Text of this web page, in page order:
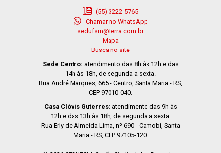
(55) 3222-5765
Chamar no WhatsApp
sedufsm@terra.com.br
Mapa
Busca no site
Sede Centro: atendimento das 8h às 12h e das
14h às 18h, de segunda a sexta.
Rua André Marques, 665 - Centro, Santa Maria - RS,
CEP 97010-040.
Casa Clóvis Guterres: atendimento das 9h às
12h e das 13h às 18h, de segunda a sexta.
Rua Erly de Almeida Lima, nº 690 - Camobi, Santa
Maria - RS, CEP 97105-120.